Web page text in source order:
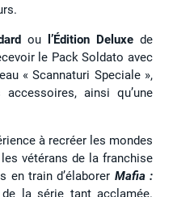
ou l’Édition Deluxe de
le Pack Soldato avec
« Scannaturi Speciale »,
ainsi qu’une
à recréer les mondes
vétérans de la franchise
en train d’élaborer Mafia :
la série tant acclamée.